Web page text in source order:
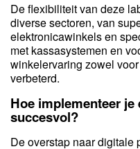
De flexibiliteit van deze
diverse sectoren, van
elektronicawinkels en
met kassasystemen en
winkelervaring zowel
verbeterd.
Hoe implementeer
succesvol?
De overstap naar digitale